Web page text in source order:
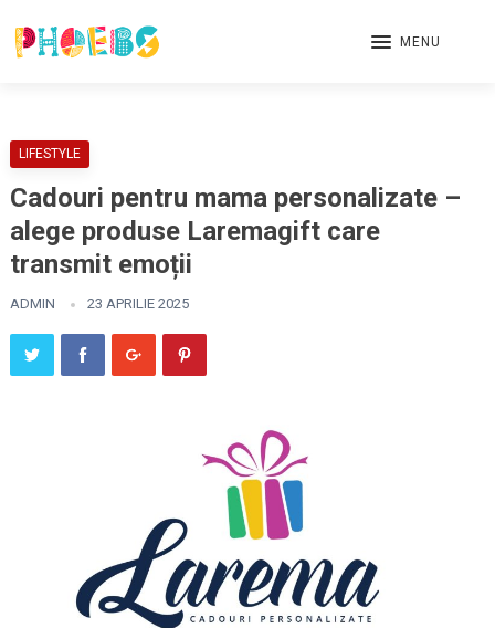
MENU
LIFESTYLE
Cadouri pentru mama personalizate –
alege produse Laremagift care
transmit emoții
ADMIN 23 APRILIE 2025